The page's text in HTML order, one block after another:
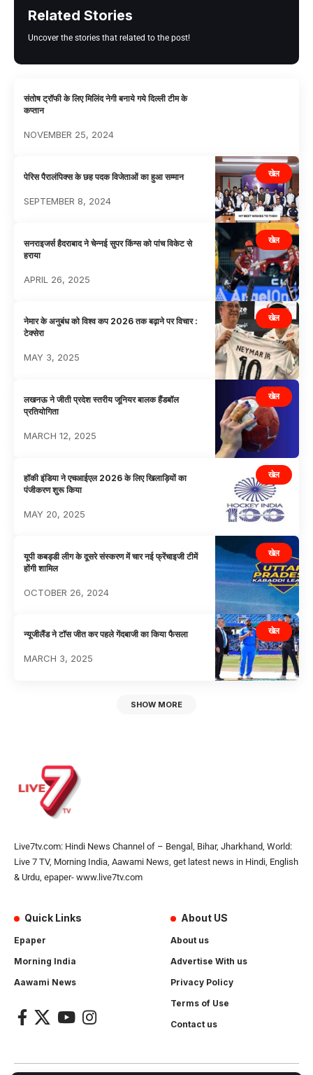
Related Stories
Uncover the stories that related to the post!
संतोष ट्रॉफी के लिए मिलिंद नेगी बनाये गये दिल्ली टीम के
कप्तान
NOVEMBER 25, 2024
खेल
पेरिस पैरालंपिक्स के छह पदक विजेताओं का हुआ सम्मान
SEPTEMBER 8, 2024
खेल
सनराइजर्स हैदराबाद ने चेन्नई सुपर किंग्स को पांच विकेट से
हराया
APRIL 26, 2025
खेल
नेमार के अनुबंध को विश्व कप 2026 तक बढ़ाने पर विचार :
टेक्सेरा
MAY 3, 2025
खेल
लखनऊ ने जीती प्रदेश स्तरीय जूनियर बालक हैंडबॉल
प्रतियोगिता
MARCH 12, 2025
खेल
हॉकी इंडिया ने एचआईएल 2026 के लिए खिलाड़ियों का
पंजीकरण शुरू किया
MAY 20, 2025
खेल
यूपी कबड्डी लीग के दूसरे संस्करण में चार नई फ्रेंचाइजी टीमें
होंगी शामिल
OCTOBER 26, 2024
खेल
न्यूजीलैंड ने टाॅस जीत कर पहले गेंदबाजी का किया फैसला
MARCH 3, 2025
SHOW MORE
Live7tv.com: Hindi News Channel of – Bengal, Bihar, Jharkhand, World:
Live 7 TV, Morning India, Aawami News, get latest news in Hindi, English
& Urdu, epaper- www.live7tv.com
Quick Links
Epaper
Morning India
Aawami News
About US
About us
Advertise With us
Privacy Policy
Terms of Use
Contact us